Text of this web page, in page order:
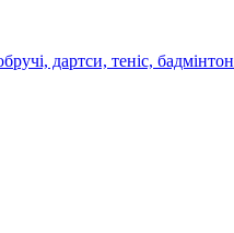
дартси, теніс, бадмінтон